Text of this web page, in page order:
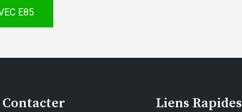
E85
Contacter Liens Rapides